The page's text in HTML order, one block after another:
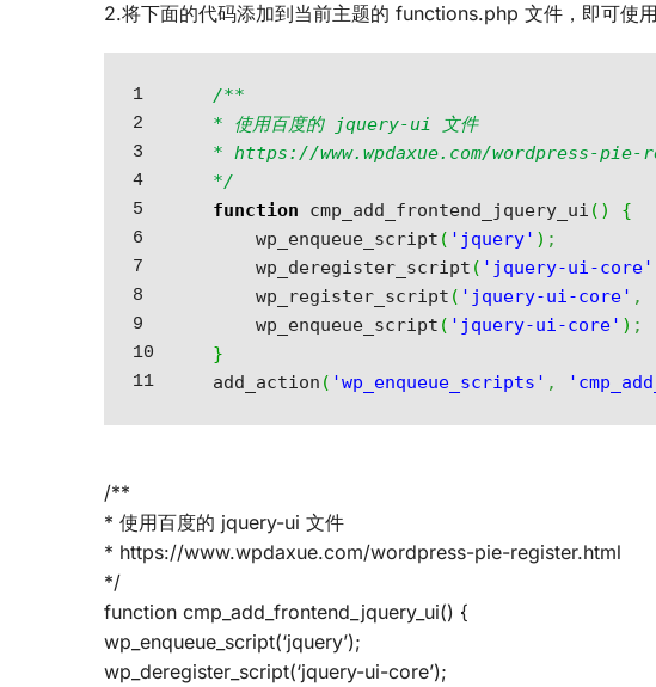
2.将下面的代码添加到当前主题的 functions.php 文件，即可使
1
2
3
4
5
6
7
8
9
10
/**
* 使用百度的 jquery-ui 文件
* https://www.wpdaxue.com/wordpress-
*/
function cmp_add_frontend_jquery_ui ( )
{
	wp_enqueue_script
( 'jquery' ) ;
	wp_deregister_script
( 'jquery-ui-core'
	wp_register_script
( 'jquery-ui-core' ,
	wp_enqueue_script
( 'jquery-ui-core' ) ;
}
add_action ( 'wp_enqueue_scripts' ,
/**
* 使用百度的 jquery-ui 文件
* https://www.wpdaxue.com/wordpress-pie-register.html
*/
function cmp_add_frontend_jquery_ui() {
wp_enqueue_script(‘jquery’);
wp_deregister_script(‘jquery-ui-core’);